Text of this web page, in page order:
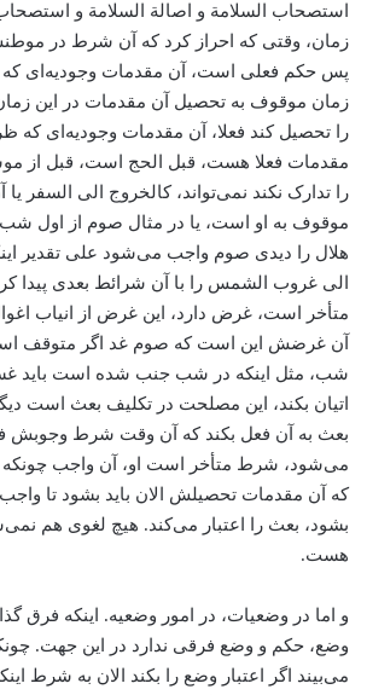
استصحاب السلامة و اصالة السلامة و
زمان، وقتی که احراز کرد که آن شرط در
پس حکم فعلی است، آن مقدمات وجودیه‌ای که
زمان موقوف به تحصیل آن مقدمات در این
را تحصیل کند فعلا، آن مقدمات وجودیه‌ای که
مقدمات فعلا هست، ‌قبل الحج است، قبل از
را تدارک نکند نمی‌تواند، کالخروج الی السفر
موقوف به او است، یا در مثال صوم از اول
هلال را دیدی صوم واجب می‌‌شود علی تقدیر
الی غروب الشمس را با آن شرائط بعدی پیدا
متأخر است، غرض دارد، این غرض از انیاب
آن غرضش این است که صوم غد اگر متوقف
شب، مثل اینکه در شب جنب شده است باید غسل
اتیان بکند، ‌این مصلحت در تکلیف بعث است
بعث به آن فعل بکند که آن وقت شرط وجوبش
می‌‌شود، ‌شرط متأخر است او، ‌آن واجب چونکه
که آن مقدمات تحصیلش الان باید بشود تا
بشود، ‌بعث را اعتبار می‌‌کند. هیچ لغوی هم
هست.
و اما در وضعیات، ‌در امور وضعیه. اینکه فرق
وضع، حکم و وضع فرقی ندارد در این جهت.
می‌‌بیند اگر اعتبار وضع را بکند الان به شرط